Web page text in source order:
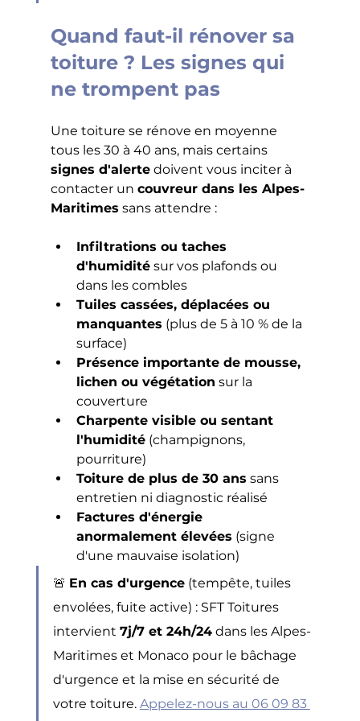
Quand faut-il rénover sa
toiture ? Les signes qui
ne trompent pas
Une toiture se rénove en moyenne
tous les 30 à 40 ans, mais certains
signes d'alerte doivent vous inciter à
contacter un couvreur dans les Alpes-
Maritimes sans attendre :
Infiltrations ou taches
d'humidité sur vos plafonds ou
dans les combles
Tuiles cassées, déplacées ou
manquantes (plus de 5 à 10 % de la
surface)
Présence importante de mousse,
lichen ou végétation sur la
couverture
Charpente visible ou sentant
l'humidité (champignons,
pourriture)
Toiture de plus de 30 ans sans
entretien ni diagnostic réalisé
Factures d'énergie
anormalement élevées (signe
d'une mauvaise isolation)
🚨 En cas d'urgence (tempête, tuiles
envolées, fuite active) : SFT Toitures
intervient 7j/7 et 24h/24 dans les Alpes-
Maritimes et Monaco pour le bâchage
d'urgence et la mise en sécurité de
votre toiture. Appelez-nous au 06 09 83